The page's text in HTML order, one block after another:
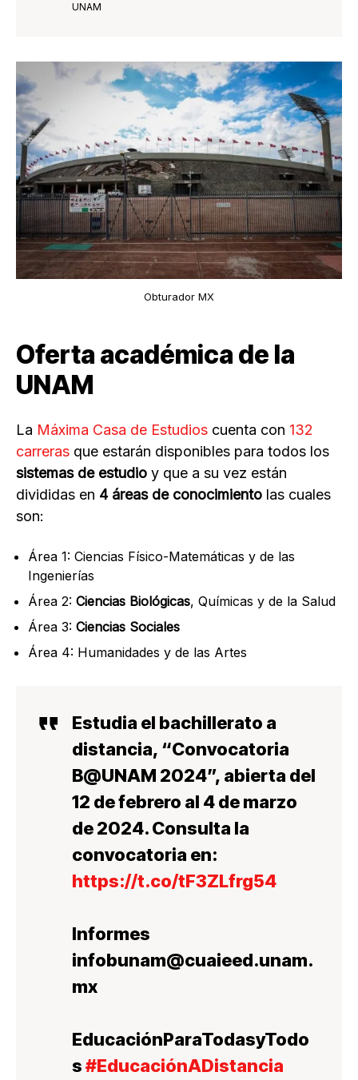
UNAM
Obturador MX
Oferta académica de la
UNAM
La Máxima Casa de Estudios cuenta con 132
carreras que estarán disponibles para todos los
sistemas de estudio y que a su vez están
divididas en 4 áreas de conocimiento las cuales
son:
Área 1: Ciencias Físico-Matemáticas y de las
Ingenierías
Área 2: Ciencias Biológicas, Químicas y de la Salud
Área 3: Ciencias Sociales
Área 4: Humanidades y de las Artes
Estudia el bachillerato a
distancia, “Convocatoria
B@UNAM 2024”, abierta del
12 de febrero al 4 de marzo
de 2024. Consulta la
convocatoria en:
https://t.co/tF3ZLfrg54
Informes
infobunam@cuaieed.unam.
mx
EducaciónParaTodasyTodo
s#EducaciónADistancia